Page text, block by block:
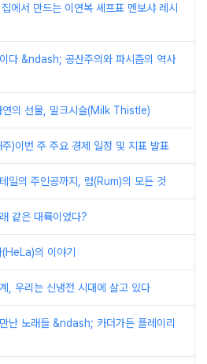
에서 만드는 이연복 셰프표 멘보샤 레시
다 &ndash; 공산주의와 파시즘의 역사
연의 선물, 밀크시슬(Milk Thistle)
)이번 주 주요 경제 일정 및 지표 발표
일의 주인공까지, 럼(Rum)의 모든 것
같은 대륙이었다?
의 이야기
, 우리는 신냉전 시대에 살고 있다
난 노래들 &ndash; 카더가든 플레이리